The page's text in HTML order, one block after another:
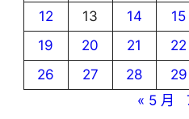
12
13 14 15
19
20 21 22
26
27 28 29
« 5 月